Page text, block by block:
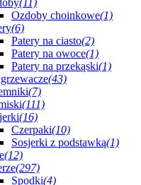
Ozdoby choinkowe(1)
(6)
Patery na ciasto(2)
Patery na owoce(1)
Patery na przekąski(1)
(43)
(7)
(111)
(16)
Czerpaki(10)
Sosjerki z podstawką(1)
(12)
(297)
Spodki(4)